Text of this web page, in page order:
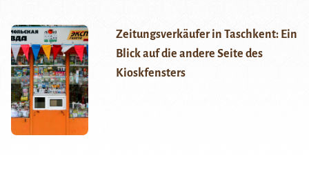
Zeitungsverkäufer in Taschkent: Ein
Blick auf die andere Seite des
Kioskfensters